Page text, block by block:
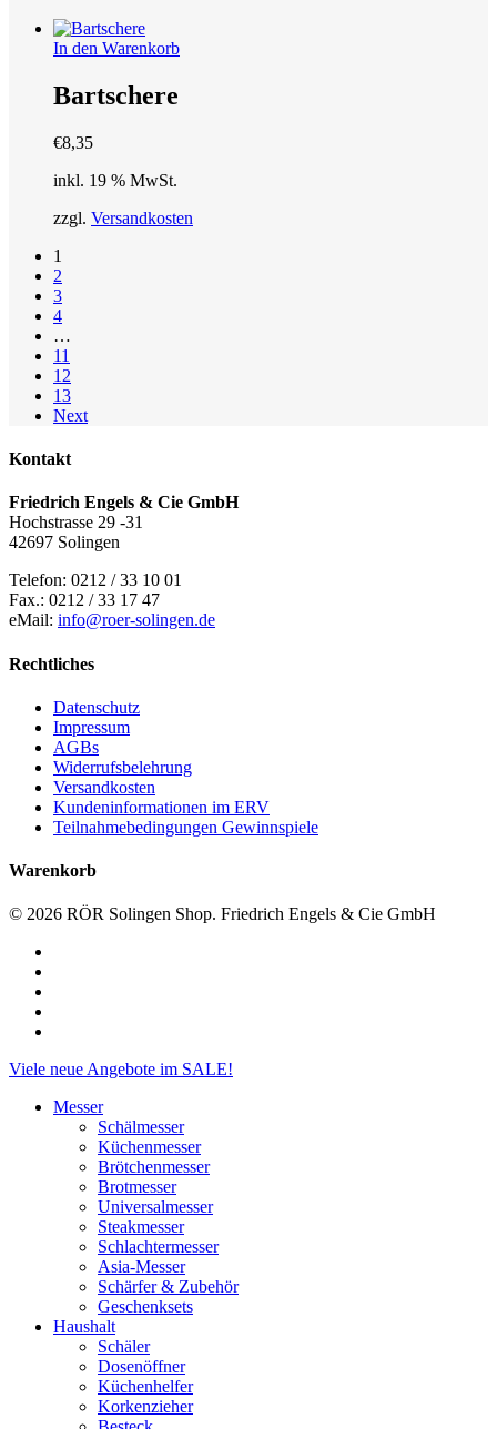
In den Warenkorb
Bartschere
€8,35
inkl. 19 % MwSt.
zzgl. Versandkosten
1
2
3
4
…
11
12
13
Next
Kontakt
Friedrich Engels & Cie GmbH
Hochstrasse 29 -31
42697 Solingen
Telefon: 0212 / 33 10 01
Fax.: 0212 / 33 17 47
eMail: info@roer-solingen.de
Rechtliches
Datenschutz
Impressum
AGBs
Widerrufsbelehrung
Versandkosten
Kundeninformationen im ERV
Teilnahmebedingungen Gewinnspiele
Warenkorb
© 2026 RÖR Solingen Shop. Friedrich Engels & Cie GmbH
Close
Viele neue Angebote im SALE!
Messer
Schälmesser
Küchenmesser
Brötchenmesser
Brotmesser
Universalmesser
Steakmesser
Schlachtermesser
Asia-Messer
Schärfer & Zubehör
Geschenksets
Haushalt
Schäler
Dosenöffner
Küchenhelfer
Korkenzieher